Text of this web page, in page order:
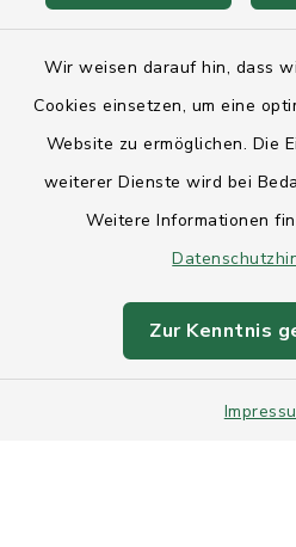
Wir weisen darauf hin, dass
Cookies einsetzen, um eine
Website zu ermöglichen. Die
weiterer Dienste wird bei
Weitere Informationen
Zur Kenntnis